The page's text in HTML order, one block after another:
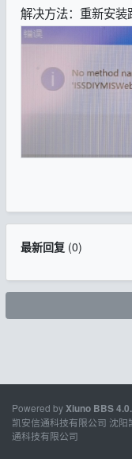
解决方法：重新安
最新回复(0)
Powered byXiuno BBS
凯安信通科技有限公司 沈阳
通科技有限公司